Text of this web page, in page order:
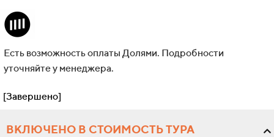
Есть возможность оплаты Долями. Подробности
уточняйте у менеджера.
[Завершено]
ВКЛЮЧЕНО В СТОИМОСТЬ ТУРА